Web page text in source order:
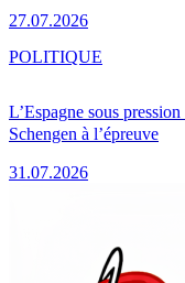
27.07.2026
L’Espagne sous
Schengen à l’épreuve
31.07.2026
POLITIQUE